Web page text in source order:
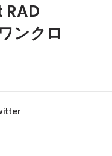
RAD
ンクロ